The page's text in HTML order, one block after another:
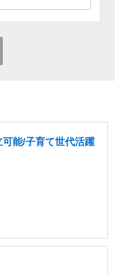
能/子育て世代活躍